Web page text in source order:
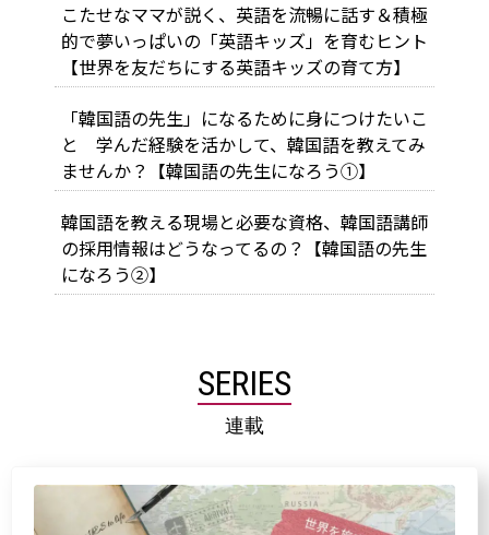
こたせなママが説く、英語を流暢に話す＆積極
的で夢いっぱいの「英語キッズ」を育むヒント
【世界を友だちにする英語キッズの育て方】
「韓国語の先生」になるために身につけたいこ
と 学んだ経験を活かして、韓国語を教えてみ
ませんか？【韓国語の先生になろう①】
韓国語を教える現場と必要な資格、韓国語講師
の採用情報はどうなってるの？【韓国語の先生
になろう②】
SERIES
連載